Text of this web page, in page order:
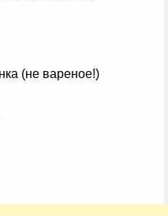
(не вареное!)